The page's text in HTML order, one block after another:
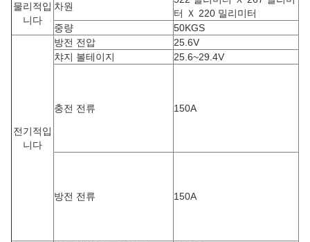
물리적입
니다
차원
터 Ｘ 220 밀리미터
중량
50KGS
전기적입
니다
방전 전압
25.6V
챠지 볼테이지
25.6~29.4V
충전 전류 150A
방전 전류 150A